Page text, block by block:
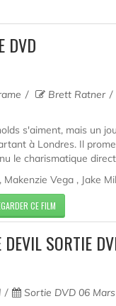
DVD
Brett Ratner
s'aiment, mais un
à Londres. Il
le charismatique
Vega , Jake
CE FILM
SORTIE
Sortie DVD 06